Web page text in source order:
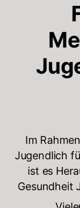
Im
Jugendlich
ist es
Gesundheit